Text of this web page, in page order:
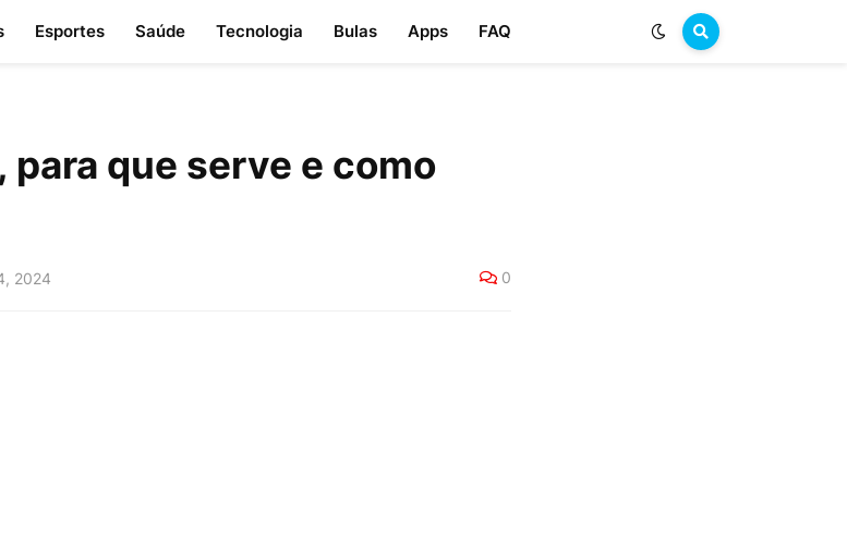
Esportes Saúde Tecnologia Bulas Apps FAQ
para que serve e como
2024 0